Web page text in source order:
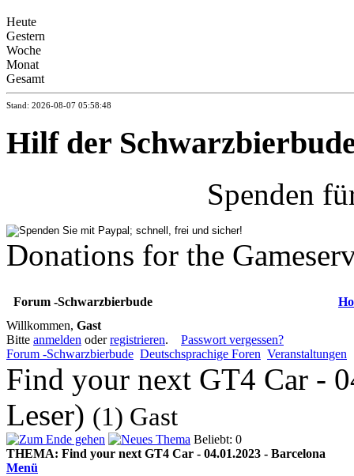
Heute
Gestern
Woche
Monat
Gesamt
Stand: 2026-08-07 05:58:48
Hilf der
Spenden
Donations for the
Forum -Schwarzbierbude
Willkommen, Gast
Bitte anmelden oderregistrieren. Passwort vergessen?
Forum -Schwarzbierbude Deutschsprachige Foren Veranstaltungen
Find your next GT4 Car -
Leser) (1) Gast
Beliebt: 0
THEMA: Find your next GT4 Car - 04.01.2023 - Barcelona
Menü